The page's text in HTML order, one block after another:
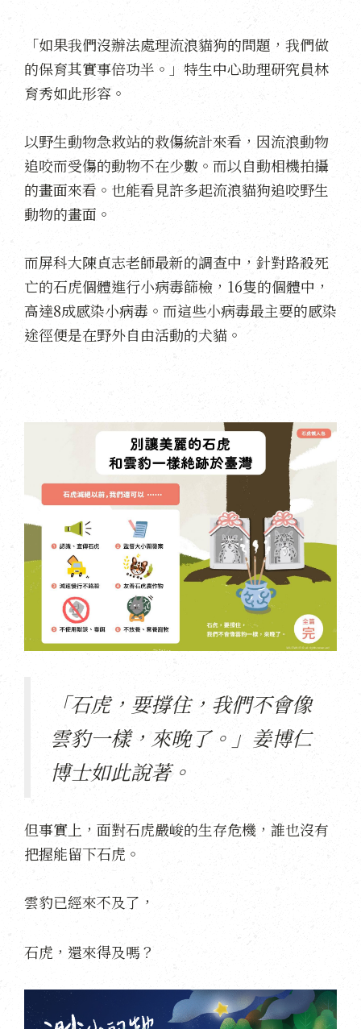
「如果我們沒辦法處理流浪貓狗的問題，我們做
的保育其實事倍功半。」特生中心助理研究員林
育秀如此形容。
以野生動物急救站的救傷統計來看，因流浪動物
追咬而受傷的動物不在少數。而以自動相機拍攝
的畫面來看。也能看見許多起流浪貓狗追咬野生
動物的畫面。
而屏科大陳貞志老師最新的調查中，針對路殺死
亡的石虎個體進行小病毒篩檢，16隻的個體中，
高達8成感染小病毒。而這些小病毒最主要的感染
途徑便是在野外自由活動的犬貓。
「石虎，要撐住，我們不會像
雲豹一樣，來晚了。」姜博仁
博士如此說著。
但事實上，面對石虎嚴峻的生存危機，誰也沒有
把握能留下石虎。
雲豹已經來不及了，
石虎，還來得及嗎？